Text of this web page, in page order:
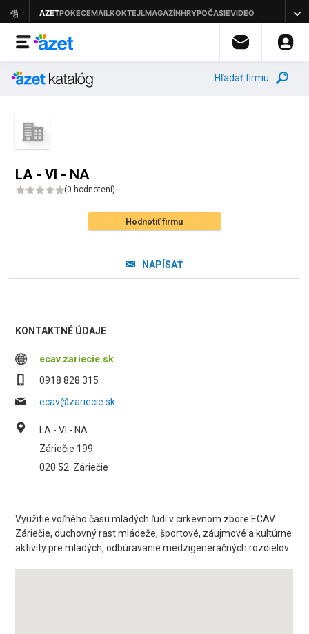
Hľadať firmu
LA - VI - NA
(0 hodnotení)
Hodnotiť firmu
NAPÍSAŤ
KONTAKTNÉ ÚDAJE
ecav.zariecie.sk
0918 828 315
ecav@zariecie.sk
LA - VI - NA
Záriečie 199
020 52 Záriečie
Využitie voľného času mladých ľudí v cirkevnom zbore ECAV
Záriečie, duchovný rast mládeže, športové, záujmové a kultúrne
aktivity pre mladých, odbúravanie medzigeneračných rozdielov.